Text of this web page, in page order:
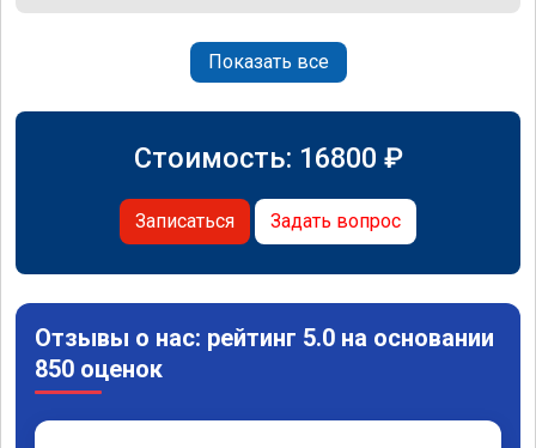
Показать все
Стоимость: 16800 ₽
Записаться Задать вопрос
Отзывы о нас: рейтинг 5.0 на основании
850 оценок